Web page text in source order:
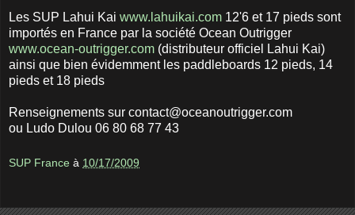
Les SUP Lahui Kai www.lahuikai.com 12'6 et 17 pieds sont
importés en France par la société Ocean Outrigger
www.ocean-outrigger.com (distributeur officiel Lahui Kai)
ainsi que bien évidemment les paddleboards 12 pieds, 14
pieds et 18 pieds
Renseignements sur contact@oceanoutrigger.com
ou Ludo Dulou 06 80 68 77 43
SUP France à 10/17/2009